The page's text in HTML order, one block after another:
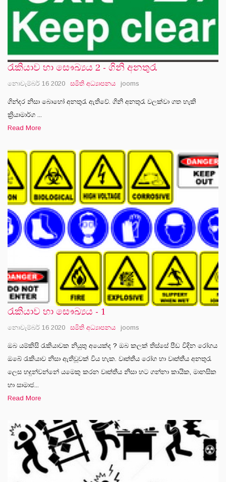
රැකියාව හා සෞඛ්‍යය 2 - ගිනි අනතුරැ
නොවැම්බර් 16 2020 සමිති අධ්‍යාපනය jooms
ගින්දර නිසා බොහෝ අනතුරැ ඇතිවේ. ගිනි අනතුරැ වලක්වා ගත හැකි
ක්‍රියාමාර්ග ...
Read More
රැකියාව හා සෞඛ්‍යය - 1
නොවැම්බර් 16 2020 සමිති අධ්‍යාපනය jooms
ඔබ යම්කිසි රැකියාවක නියුතු අයෙක්ද ? ඔබ කලක් තිස්සේ පීඩ විදින රෝගය
ඔබේ රැකියාව නිසා ඇතිවූවක් විය හැක. වෘත්තීය රෝග හා වෘත්තීය අනතුරැ
ලෙස හදුන්වන්නේ යමෙකු කරන වෘත්තීය නිසා හට ගන්නා කායික, මානසික
හා සාමාජ...
Read More